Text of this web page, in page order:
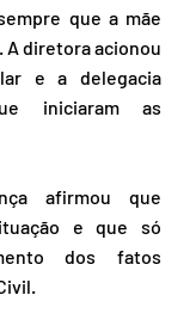
que a mãe
A diretora acionou
e a delegacia
iniciaram as
afirmou que
e que só
dos fatos